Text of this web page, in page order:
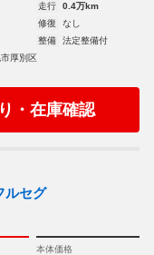
走行
0.4万km
修復
なし
整備
法定整備付
厚別区
・在庫確認
ルセグ
本体価格